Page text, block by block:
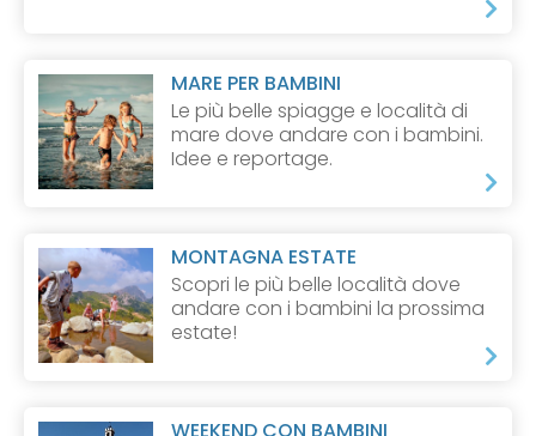
MARE PER BAMBINI
Le più belle spiagge e località di
mare dove andare con i bambini.
Idee e reportage.
MONTAGNA ESTATE
Scopri le più belle località dove
andare con i bambini la prossima
estate!
WEEKEND CON BAMBINI